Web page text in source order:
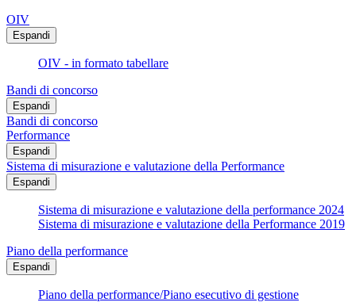
OIV
Espandi
OIV - in formato tabellare
Bandi di concorso
Espandi
Bandi di concorso
Performance
Espandi
Sistema di misurazione e valutazione della Performance
Espandi
Sistema di misurazione e valutazione della performance 2024
Sistema di misurazione e valutazione della Performance 2019
Piano della performance
Espandi
Piano della performance/Piano esecutivo di gestione